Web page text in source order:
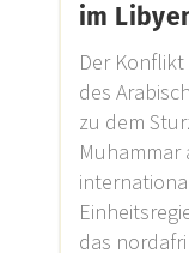
im
Der
des
zu dem
Muhammar
das